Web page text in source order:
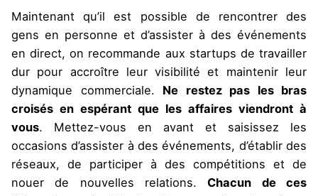
Maintenant qu’il est possible de rencontrer des
gens en personne et d’assister à des événements
en direct, on recommande aux startups de travailler
dur pour accroître leur visibilité et maintenir leur
dynamique commerciale. Ne restez pas les bras
croisés en espérant que les affaires viendront à
vous. Mettez-vous en avant et saisissez les
occasions d’assister à des événements, d’établir des
réseaux, de participer à des compétitions et de
nouer de nouvelles relations.Chacun de ces